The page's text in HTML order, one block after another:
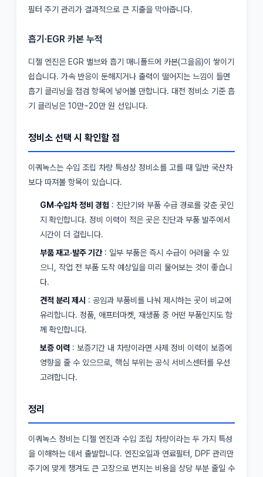
필터 주기 관리가 결과적으로 큰 지출을 막아줍니다.
흡기·EGR 카본 누적
디젤 엔진은 EGR 밸브와 흡기 매니폴드에 카본(그을음)이 쌓이기
쉽습니다. 가속 반응이 둔해지거나 출력이 떨어지는 느낌이 들면
흡기 클리닝을 점검 항목에 넣어볼 만합니다. 대전 정비소 기준 흡
기 클리닝은 10만~20만 원 선입니다.
정비소 선택 시 확인할 점
이쿼녹스는 수입 조립 차량 특성상 정비소를 고를 때 일반 국산차
보다 따져볼 항목이 있습니다.
GM·수입차 정비 경험 : 진단기와 부품 수급 경로를 갖춘 곳인
지 확인합니다. 정비 이력이 적은 곳은 진단과 부품 발주에서
시간이 더 걸립니다.
부품 재고·발주 기간: 일부 부품은 즉시 수급이 어려울 수 있
으니, 작업 전 부품 도착 예상일을 미리 물어보는 것이 좋습니
다.
견적 분리 제시 : 공임과 부품비를 나눠 제시하는 곳이 비교에
유리합니다. 정품, 애프터마켓, 재생품 중 어떤 부품인지도 함
께 확인합니다.
보증 이력 : 보증기간 내 차량이라면 사제 정비 이력이 보증에
영향을 줄 수 있으므로, 핵심 부위는 공식 서비스센터를 우선
고려합니다.
정리
이쿼녹스 정비는 디젤 엔진과 수입 조립 차량이라는 두 가지 특성
을 이해하는 데서 출발합니다. 엔진오일과 연료필터, DPF 관리만
주기에 맞게 챙겨도 큰 고장으로 번지는 비용을 상당 부분 줄일 수